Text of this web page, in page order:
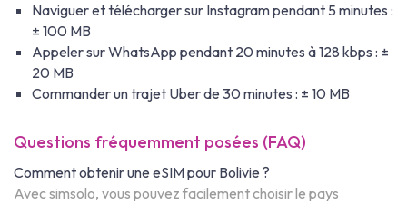
Naviguer et télécharger sur Instagram pendant 5 minutes :
± 100 MB
Appeler sur WhatsApp pendant 20 minutes à 128 kbps : ±
20 MB
Commander un trajet Uber de 30 minutes : ± 10 MB
Questions fréquemment posées (FAQ)
Comment obtenir une eSIM pour Bolivie ?
Avec simsolo, vous pouvez facilement choisir le pays